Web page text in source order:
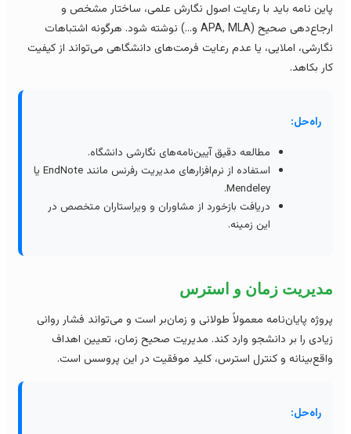
نامه باید با رعایت اصول نگارش علمی، ساختار مشخص و
ارجاع‌دهی صحیح (APA, MLA و…) نوشته شود. هرگونه اشتباهات
املایی، یا عدم رعایت فرمت‌های دانشگاهی می‌تواند از کیفیت
بکاهد.
راه‌حل:
مطالعه دقیق آیین‌نامه‌های نگارشی دانشگاه.
استفاده از نرم‌افزارهای مدیریت رفرنس مانند EndNote یا
Mendeley.
دریافت بازخورد از مشاوران و ویراستاران متخصص در
این زمینه.
زمان و استرس
پایان‌نامه معمولاً طولانی و زمان‌بر است و می‌تواند فشار روانی
را بر دانشجو وارد کند. مدیریت صحیح زمان، تعیین اهداف
و کنترل استرس، کلید موفقیت در این پروسس است.
راه‌حل: